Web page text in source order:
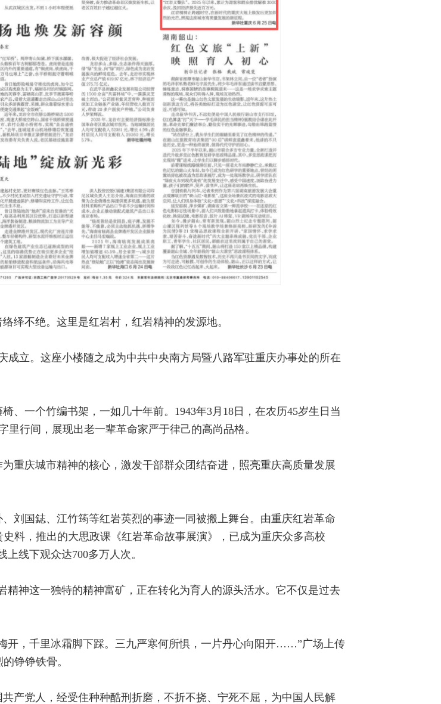
绎不绝。这里是红岩村，红岩精神的发源地。
成立。这座小楼随之成为中共中央南方局暨八路军驻重庆办事处的所在
、一个竹编书架，一如几十年前。1943年3月18日，在农历45岁生日当
行间，展现出老一辈革命家严于律己的高尚品格。
重庆城市精神的核心，激发干部群众团结奋进，照亮重庆高质量发展
刘国鋕、江竹筠等红岩英烈的事迹一同被搬上舞台。由重庆红岩革命
料，推出的大思政课《红岩革命故事展演》，已成为重庆众多高校
线下观众达700多万人次。
精神这一独特的精神富矿，正在转化为育人的源头活水。它不仅是过去
开，千里冰霜脚下踩。三九严寒何所惧，一片丹心向阳开……”广场上传
铮铮铁骨。
产党人，经受住种种酷刑折磨，不折不挠、宁死不屈，为中国人民解